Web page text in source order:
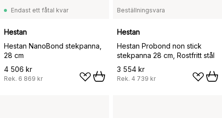
Endast ett fåtal kvar
Hestan
Hestan NanoBond stekpanna,
28 cm
4 506 kr
Rek. 6 869 kr
Beställningsvara
Hestan
Hestan Probond non stick
stekpanna 28 cm, Rostfritt stål
3 554 kr
Rek. 4 739 kr